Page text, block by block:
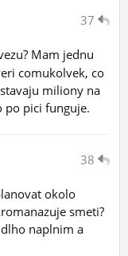
37
Mam jednu
comukolvek, co
miliony na
po pici funguje.
38
okolo
smeti?
naplnim a